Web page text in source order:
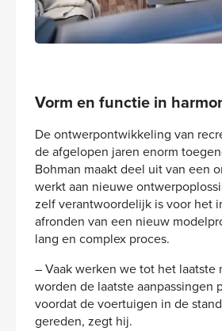
Vorm en functie in
De ontwerpontwikkeling van
de afgelopen jaren enorm
Bohman maakt deel uit van een
werkt aan nieuwe
zelf verantwoordelijk is voor het
afronden van een nieuw
lang en complex proces.
– Vaak werken we tot het laatste
worden de laatste aanpassingen
voordat de voertuigen in de
gereden, zegt hij.